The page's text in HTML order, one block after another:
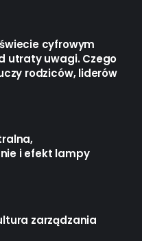
cyfrowym
utraty uwagi. Czego
rodziców, liderów
i efekt lampy
zarządzania